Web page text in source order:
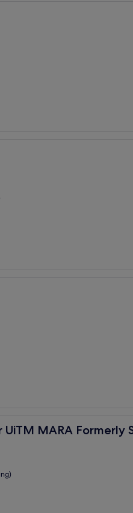
UiTM MARA Formerly
Formerly Sunflower